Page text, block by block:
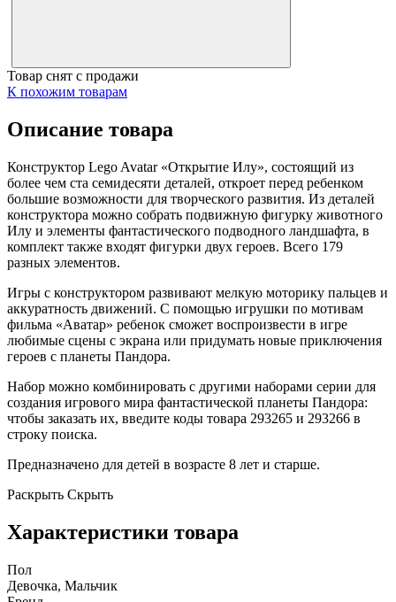
Товар снят с продажи
К похожим товарам
Описание товара
Конструктор Lego Avatar «Открытие Илу», состоящий из
более чем ста семидесяти деталей, откроет перед ребенком
большие возможности для творческого развития. Из деталей
конструктора можно собрать подвижную фигурку животного
Илу и элементы фантастического подводного ландшафта, в
комплект также входят фигурки двух героев. Всего 179
разных элементов.
Игры с конструктором развивают мелкую моторику пальцев и
аккуратность движений. С помощью игрушки по мотивам
фильма «Аватар» ребенок сможет воспроизвести в игре
любимые сцены с экрана или придумать новые приключения
героев с планеты Пандора.
Набор можно комбинировать с другими наборами серии для
создания игрового мира фантастической планеты Пандора:
чтобы заказать их, введите коды товара 293265 и 293266 в
строку поиска.
Предназначено для детей в возрасте 8 лет и старше.
Раскрыть Скрыть
Характеристики товара
Пол
Девочка, Мальчик